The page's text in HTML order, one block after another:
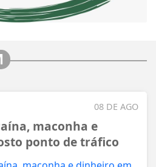
08 DE AGO
maconha e
ponto de tráfico